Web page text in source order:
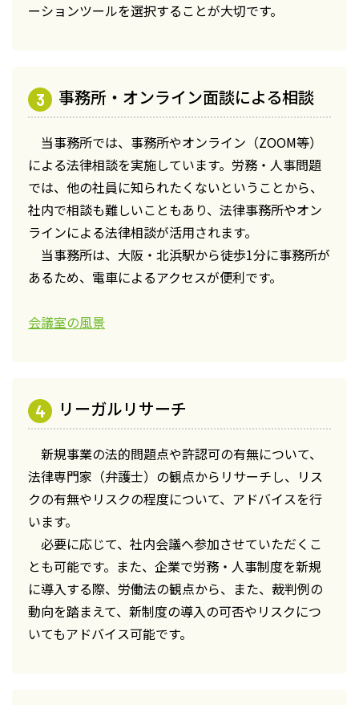
ーションツールを選択することが大切です。
事務所・オンライン面談による相談
当事務所では、事務所やオンライン（ZOOM等）
による法律相談を実施しています。労務・人事問題
では、他の社員に知られたくないということから、
社内で相談も難しいこともあり、法律事務所やオン
ラインによる法律相談が活用されます。
当事務所は、大阪・北浜駅から徒歩1分に事務所が
あるため、電車によるアクセスが便利です。
会議室の風景
リーガルリサーチ
新規事業の法的問題点や許認可の有無について、
法律専門家（弁護士）の観点からリサーチし、リス
クの有無やリスクの程度について、アドバイスを行
います。
必要に応じて、社内会議へ参加させていただくこ
とも可能です。また、企業で労務・人事制度を新規
に導入する際、労働法の観点から、また、裁判例の
動向を踏まえて、新制度の導入の可否やリスクにつ
いてもアドバイス可能です。